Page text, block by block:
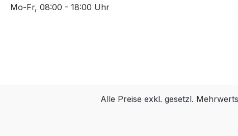
Mo-Fr, 08:00 - 18:00 Uhr
Alle Preise exkl. gesetzl.